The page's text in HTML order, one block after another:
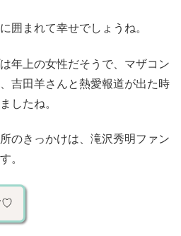
囲まれて幸せでしょうね。
年上の女性だそうで、マザコン
吉田羊さんと熱愛報道が出た時
したね。
のきっかけは、滝沢秀明ファン
。
♡